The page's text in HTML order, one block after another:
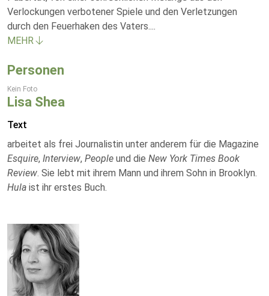
Verlockungen verbotener Spiele und den Verletzungen
durch den Feuerhaken des Vaters....
MEHR
Personen
Kein Foto
Lisa Shea
Text
arbeitet als frei Journalistin unter anderem für die Magazine
Esquire, Interview, People und die New York Times Book
Review. Sie lebt mit ihrem Mann und ihrem Sohn in Brooklyn.
Hula ist ihr erstes Buch.